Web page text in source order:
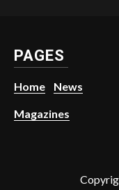
PAGES
Home News
Magazines